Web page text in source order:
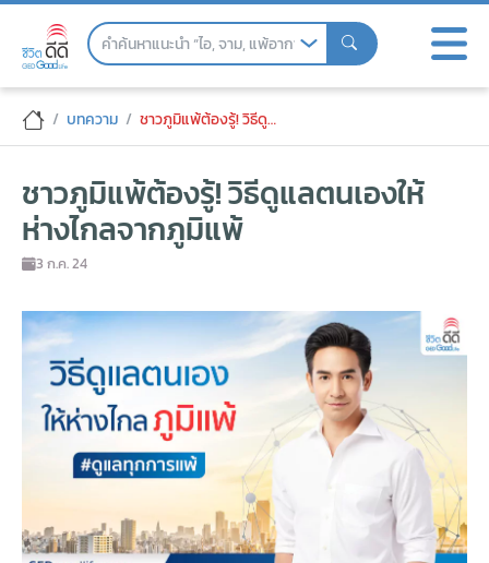
Skip
ชาวภูมิแพ้ต้องรู้! วิธีดูแลตนเองให้ห่างไกล
บทความ ชาวภูมิแพ้ต้องรู้! วิธีดูแลตนเองให้ห่างไกลจากภูมิแพ้
ชาวภูมิแพ้ต้องรู้! วิธีดูแลตนเองให้
ห่างไกลจากภูมิแพ้
3 ก.ค. 24